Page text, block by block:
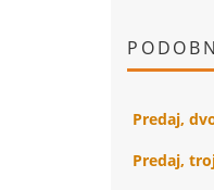
Predaj,
Predaj,